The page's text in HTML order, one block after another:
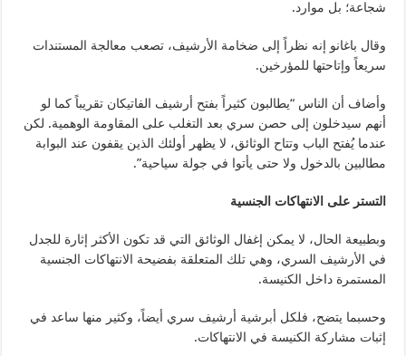
شجاعة؛ بل موارد.
وقال باغانو إنه نظراً إلى ضخامة الأرشيف، تصعب معالجة المستندات
سريعاً وإتاحتها للمؤرخين.
وأضاف أن الناس “يطالبون كثيراً بفتح أرشيف الفاتيكان تقريباً كما لو
أنهم سيدخلون إلى حصن سري بعد التغلب على المقاومة الوهمية. لكن
عندما يُفتح الباب وتتاح الوثائق، لا يظهر أولئك الذين يقفون عند البوابة
مطالبين بالدخول ولا حتى يأتوا في جولة سياحية”.
التستر على الانتهاكات الجنسية
وبطبيعة الحال، لا يمكن إغفال الوثائق التي قد تكون الأكثر إثارة للجدل
في الأرشيف السري، وهي تلك المتعلقة بفضيحة الانتهاكات الجنسية
المستمرة داخل الكنيسة.
وحسبما يتضح، فلكل أبرشية أرشيف سري أيضاً، وكثير منها ساعد في
إثبات مشاركة الكنيسة في الانتهاكات.